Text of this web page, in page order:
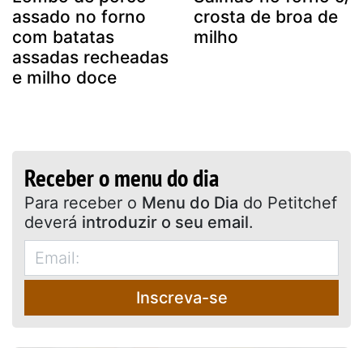
assado no forno
com batatas
assadas recheadas
e milho doce
crosta de broa de
milho
Receber o menu do dia
Para receber o Menu do Dia do Petitchef
deverá introduzir o seu email.
Inscreva-se